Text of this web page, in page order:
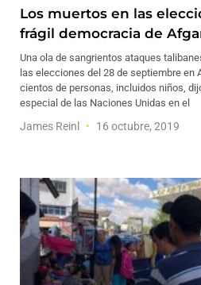
Los muertos en las
frágil democracia de
Una ola de sangrientos ataques
las elecciones del 28 de septiembre en
cientos de personas, incluidos niños,
especial de las Naciones Unidas en el
James Reinl 16 octubre, 2019